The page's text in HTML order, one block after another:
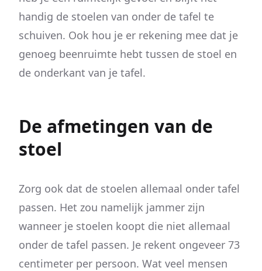
handig de stoelen van onder de tafel te
schuiven. Ook hou je er rekening mee dat je
genoeg beenruimte hebt tussen de stoel en
de onderkant van je tafel.
De afmetingen van de
stoel
Zorg ook dat de stoelen allemaal onder tafel
passen. Het zou namelijk jammer zijn
wanneer je stoelen koopt die niet allemaal
onder de tafel passen. Je rekent ongeveer 73
centimeter per persoon. Wat veel mensen